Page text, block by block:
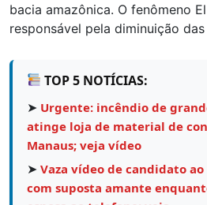
bacia amazônica. O fenômeno
responsável pela diminuição
TOP 5 NOTÍCIAS:
➤ Urgente: incêndio de
atinge loja de material de
Manaus; veja vídeo
➤ Vaza vídeo de candidato ao
com suposta amante